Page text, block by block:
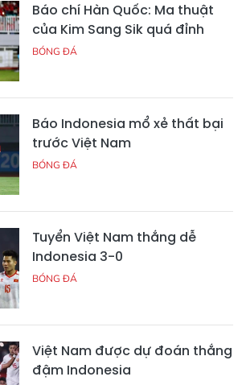
Báo chí Hàn Quốc: Ma thuật
của Kim Sang Sik quá đỉnh
BÓNG ĐÁ
Báo Indonesia mổ xẻ thất bại
trước Việt Nam
BÓNG ĐÁ
Tuyển Việt Nam thắng dễ
Indonesia 3-0
BÓNG ĐÁ
Việt Nam được dự đoán thắng
đậm Indonesia